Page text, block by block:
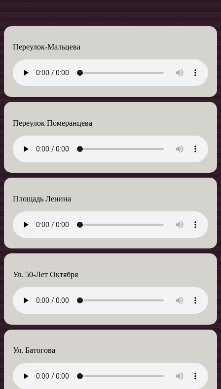
Переулок-Мальцева
Переулок Померанцева
Площадь Ленина
Ул. 50-Лет Октября
Ул. Батогова